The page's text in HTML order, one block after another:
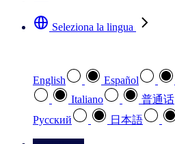
Seleziona la lingua
English Español
Italiano
普通话
Pусский
日本語